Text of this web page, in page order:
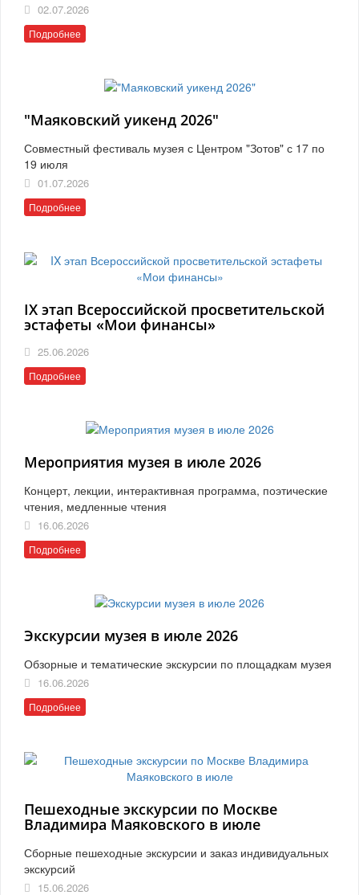
02.07.2026
Подробнее
"Маяковский уикенд 2026"
Совместный фестиваль музея с Центром "Зотов" с 17 по
19 июля
01.07.2026
Подробнее
IX этап Всероссийской просветительской
эстафеты «Мои финансы»
25.06.2026
Подробнее
Мероприятия музея в июле 2026
Концерт, лекции, интерактивная программа, поэтические
чтения, медленные чтения
16.06.2026
Подробнее
Экскурсии музея в июле 2026
Обзорные и тематические экскурсии по площадкам музея
16.06.2026
Подробнее
Пешеходные экскурсии по Москве
Владимира Маяковского в июле
Сборные пешеходные экскурсии и заказ индивидуальных
экскурсий
15.06.2026